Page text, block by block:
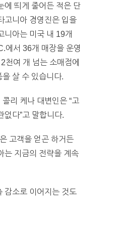
에 띄게 줄어든 적은 단
고니아 경영진은 입을
니아는 미국 내 19개
에서 36개 매장을 운영
천여 개 넘는 소매점에
살 수 있습니다.
리 케나 대변인은 “고
없다”고 말합니다.
고객을 얻곤 하거든
는 지금의 전략을 계속
감소로 이어지는 것도